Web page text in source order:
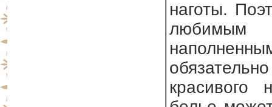
наготы.
любимым
красивого